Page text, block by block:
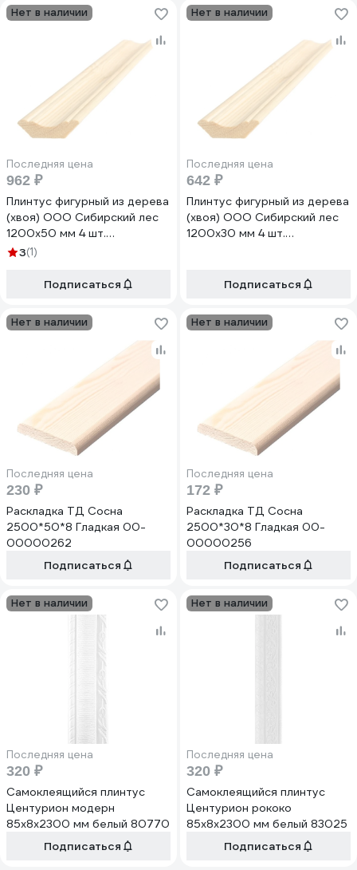
Нет в наличии
Последняя цена
962 ₽
Плинтус фигурный из дерева
(хвоя) ООО Сибирский лес
1200x50 мм 4 шт.
4656760335225
3(1)
Подписаться
Нет в наличии
Последняя цена
642 ₽
Плинтус фигурный из дерева
(хвоя) ООО Сибирский лес
1200x30 мм 4 шт.
Подписаться
Нет в наличии
Последняя цена
230 ₽
Раскладка ТД Сосна
2500*50*8 Гладкая 00-
00000262
Подписаться
Нет в наличии
Последняя цена
172 ₽
Раскладка ТД Сосна
2500*30*8 Гладкая 00-
00000256
Подписаться
Нет в наличии
Последняя цена
320 ₽
Самоклеящийся плинтус
Центурион модерн
85х8х2300 мм белый 80770
Подписаться
Нет в наличии
Последняя цена
320 ₽
Самоклеящийся плинтус
Центурион рококо
85х8х2300 мм белый 83025
Подписаться